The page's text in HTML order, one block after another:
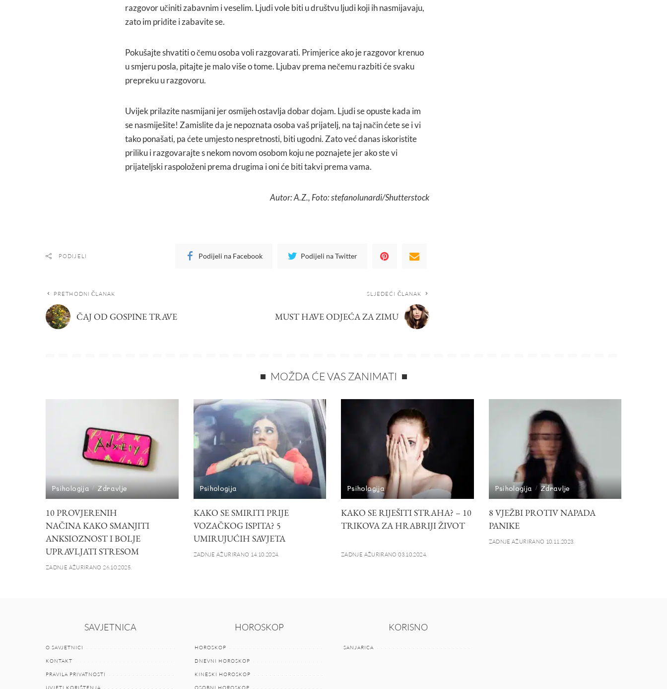
razgovor učiniti zabavnim i veselim. Ljudi vole biti u društvu ljudi koji ih nasmijavaju,
zato im priđite i zabavite se.
Pokušajte shvatiti o čemu osoba voli razgovarati. Primjerice ako je razgovor krenuo
u smjeru posla, pitajte je malo više o tome. Ljubav prema nečemu razbiti će svaku
prepreku u razgovoru.
Uvijek prilazite nasmijani jer osmijeh ostavlja dobar dojam. Ljudi se opuste kada im
se nasmiješite! Zamislite da je nepoznata osoba vaš prijatelj, na taj način ćete se i vi
tako ponašati, pa ćete umjesto nespretnosti, biti ugodni. Zato već danas iskoristite
priliku i razgovarajte s nekom novom osobom koju ne poznajete jer ako ste vi
prijateljski raspoloženi prema drugima i oni će biti takvi prema vama.
Autor: A.Z., Foto: stefanolunardi/Shutterstock
PODIJELI Podijeli na Facebook Podijeli na Twitter
PRETHODNI ČLANAK
ČAJ OD GOSPINE TRAVE
SLJEDEĆI ČLANAK
MUST HAVE ODJEĆA ZA ZIMU
MOŽDA ĆE VAS ZANIMATI
Psihologija Zdravlje
10 PROVJERENIH
NAČINA KAKO SMANJITI
ANKSIOZNOST I BOLJE
UPRAVLJATI STRESOM
ZADNJE AŽURIRANO 26.10.2025.
Psihologija
KAKO SE SMIRITI PRIJE
VOZAČKOG ISPITA? 5
UMIRUJUĆIH SAVJETA
ZADNJE AŽURIRANO 14.10.2024.
Psihologija
KAKO SE RIJEŠITI STRAHA? – 10
TRIKOVA ZA HRABRIJI ŽIVOT
ZADNJE AŽURIRANO 03.10.2024.
Psihologija Zdravlje
8 VJEŽBI PROTIV NAPADA
PANIKE
ZADNJE AŽURIRANO 10.11.2023.
SAVJETNICA
O SAVJETNICI
KONTAKT
PRAVILA PRIVATNOSTI
HOROSKOP
HOROSKOP
DNEVNI HOROSKOP
KINESKI HOROSKOP
KORISNO
SANJARICA